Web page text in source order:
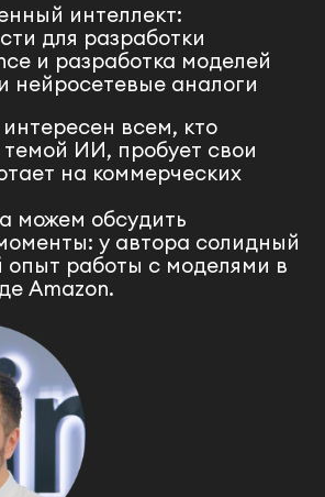
интеллект:
для разработки
и разработка моделей
нейросетевые аналоги
всем, кто
темой ИИ, пробует свои
на коммерческих
можем обсудить
у автора солидный
опыт работы с моделями в
Amazon.
adsf
asdf